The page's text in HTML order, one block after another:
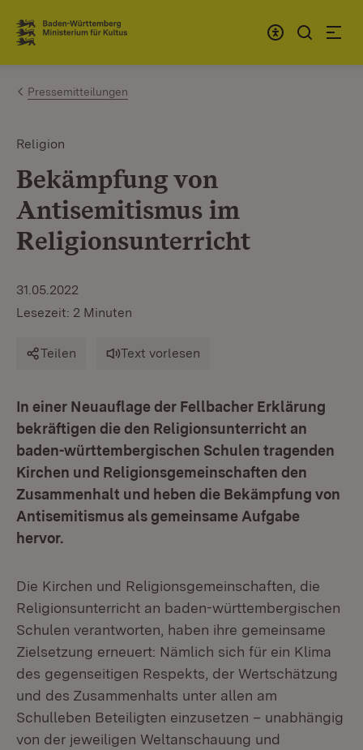
Zum Inhalt springen
Link zur Startseite
Pressemitteilungen
Religion
Bekämpfung von
Antisemitismus im
Religionsunterricht
31.05.2022
Lesezeit: 2 Minuten
Teilen Text vorlesen
In einer Neuauflage der Fellbacher Erklärung
bekräftigen die den Religionsunterricht an
baden-württembergischen Schulen tragenden
Kirchen und Religionsgemeinschaften den
Zusammenhalt und heben die Bekämpfung von
Antisemitismus als gemeinsame Aufgabe
hervor.
Die Kirchen und Religionsgemeinschaften, die
Religionsunterricht an baden-württembergischen
Schulen verantworten, haben ihre gemeinsame
Zielsetzung erneuert: Nämlich sich für ein Klima
des gegenseitigen Respekts, der Wertschätzung
und des Zusammenhalts unter allen am
Schulleben Beteiligten einzusetzen – unabhängig
von der jeweiligen Weltanschauung und